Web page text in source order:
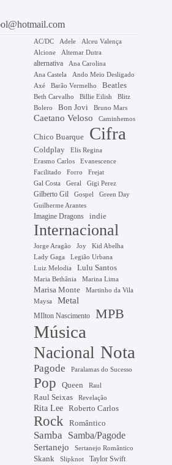
AC/DC Adele
Alceu Valença
Alcione
Altemar Dutra
alternativa
Ana Carolina
Ana Castela
Ando Meio Desligado
Axé Barão Vermelho Beatles
Beth Carvalho Billie Eilish
Blitz
Bolero
Bon Jovi Bruno Mars
Caetano Veloso Caminhemos
Chico Buarque Cifra
Coldplay
Elis Regina
Erasmo Carlos
Evanescence
Facilitado
Forro Frejat
Gal Costa Geral Gigi Perez
Gilberto Gil Gospel Green Day
Guilherme Arantes
Imagine Dragons indie
Internacional
Jorge Aragão Joy Kid Abelha
Lady Gaga
Legião Urbana
Luiz Melodia
Lulu Santos
Maria Bethânia Marina Lima
Marisa Monte
Martinho da Vila
Maysa
Metal
MIlton Nascimento MPB
Música
Nacional Nota
Pagode Paralamas do Sucesso
Pop Queen Raul
Raul Seixas Revelação
Rita Lee Roberto Carlos
Rock Romântico
Samba
Samba/Pagode
Sertanejo
Sertanejo Romântico
Skank Slipknot Taylor Swift